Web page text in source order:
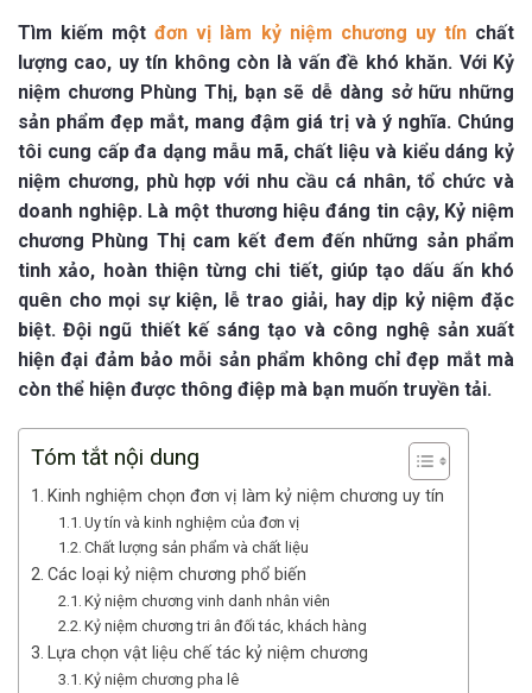
Tìm kiếm mộtđơn vị làm kỷ niệm chương uy tínchất
lượng cao, uy tín không còn là vấn đề khó khăn. Với Kỷ
niệm chương Phùng Thị, bạn sẽ dễ dàng sở hữu những
sản phẩm đẹp mắt, mang đậm giá trị và ý nghĩa. Chúng
tôi cung cấp đa dạng mẫu mã, chất liệu và kiểu dáng kỷ
niệm chương, phù hợp với nhu cầu cá nhân, tổ chức và
doanh nghiệp. Là một thương hiệu đáng tin cậy, Kỷ niệm
chương Phùng Thị cam kết đem đến những sản phẩm
tinh xảo, hoàn thiện từng chi tiết, giúp tạo dấu ấn khó
quên cho mọi sự kiện, lễ trao giải, hay dịp kỷ niệm đặc
biệt. Đội ngũ thiết kế sáng tạo và công nghệ sản xuất
hiện đại đảm bảo mỗi sản phẩm không chỉ đẹp mắt mà
còn thể hiện được thông điệp mà bạn muốn truyền tải.
Tóm tắt nội dung
Kinh nghiệm chọn đơn vị làm kỷ niệm chương uy tín
Uy tín và kinh nghiệm của đơn vị
Chất lượng sản phẩm và chất liệu
Các loại kỷ niệm chương phổ biến
Kỷ niệm chương vinh danh nhân viên
Kỷ niệm chương tri ân đối tác, khách hàng
Lựa chọn vật liệu chế tác kỷ niệm chương
Kỷ niệm chương pha lê